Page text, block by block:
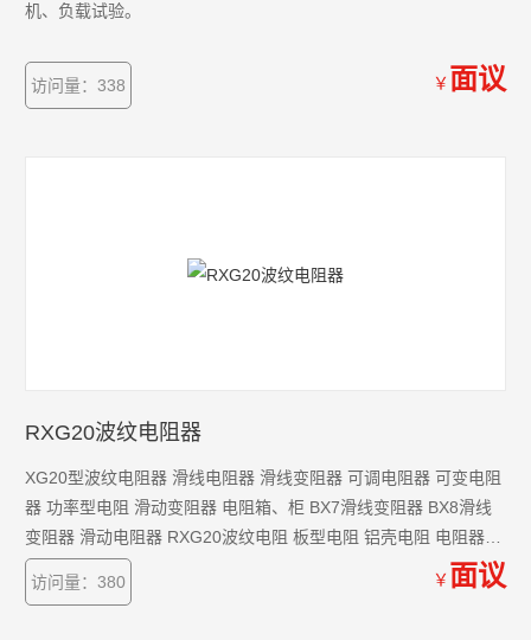
机、负载试验。
访问量：338 ￥ 面议
RXG20波纹电阻器
XG20型波纹电阻器 滑线电阻器 滑线变阻器 可调电阻器 可变电阻
器 功率型电阻 滑动变阻器 电阻箱、柜 BX7滑线变阻器 BX8滑线
变阻器 滑动电阻器 RXG20波纹电阻 板型电阻 铝壳电阻 电阻器
滑线电阻 滑线变阻 RXG管型电阻 负载电阻箱
访问量：380
￥ 面议